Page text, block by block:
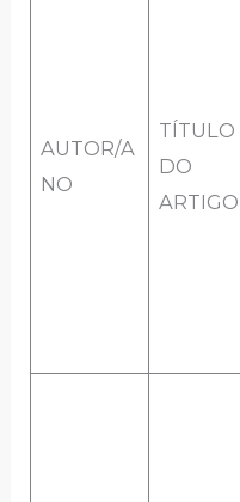
AUTOR/A
NO
TÍTULO
DO
ARTIGO